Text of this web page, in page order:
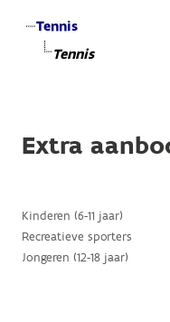
Tennis
Tennis
Extra
Kinderen (6-11 jaar)
Recreatieve sporters
Jongeren (12-18 jaar)